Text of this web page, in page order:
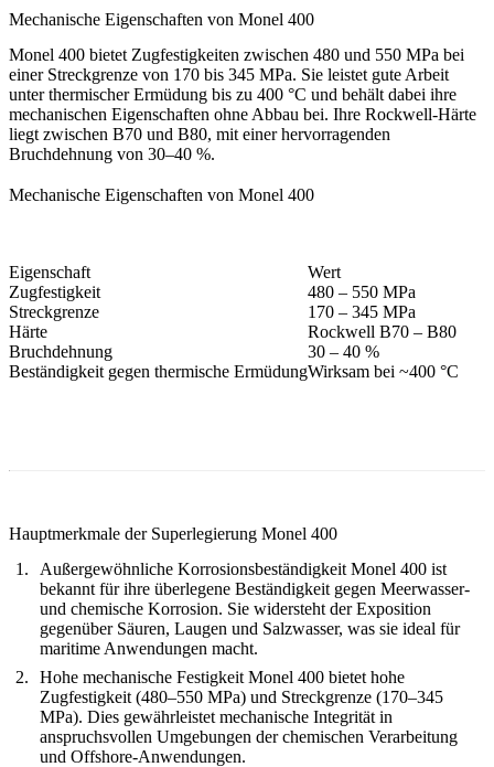
Mechanische Eigenschaften von Monel 400
Monel 400 bietet Zugfestigkeiten zwischen 480 und 550 MPa bei
einer Streckgrenze von 170 bis 345 MPa. Sie leistet gute Arbeit
unter thermischer Ermüdung bis zu 400 °C und behält dabei ihre
mechanischen Eigenschaften ohne Abbau bei. Ihre Rockwell-Härte
liegt zwischen B70 und B80, mit einer hervorragenden
Bruchdehnung von 30–40 %.
Mechanische Eigenschaften von Monel 400
Eigenschaft
Wert
Zugfestigkeit
480 – 550 MPa
Streckgrenze
170 – 345 MPa
Härte
Rockwell B70 – B80
Bruchdehnung
30 – 40 %
Beständigkeit gegen thermische ErmüdungWirksam bei ~400 °C
Hauptmerkmale der Superlegierung Monel 400
Außergewöhnliche Korrosionsbeständigkeit Monel 400 ist
bekannt für ihre überlegene Beständigkeit gegen Meerwasser-
und chemische Korrosion. Sie widersteht der Exposition
gegenüber Säuren, Laugen und Salzwasser, was sie ideal für
maritime Anwendungen macht.
Hohe mechanische Festigkeit Monel 400 bietet hohe
Zugfestigkeit (480–550 MPa) und Streckgrenze (170–345
MPa). Dies gewährleistet mechanische Integrität in
anspruchsvollen Umgebungen der chemischen Verarbeitung
und Offshore-Anwendungen.